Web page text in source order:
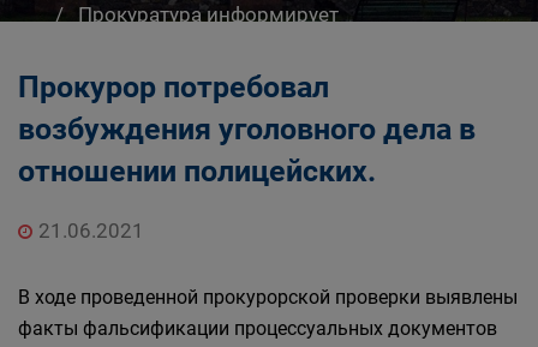
Прокуратура информирует
Прокурор потребовал
возбуждения уголовного дела в
отношении полицейских.
21.06.2021
В ходе проведенной прокурорской проверки выявлены
факты фальсификации процессуальных документов